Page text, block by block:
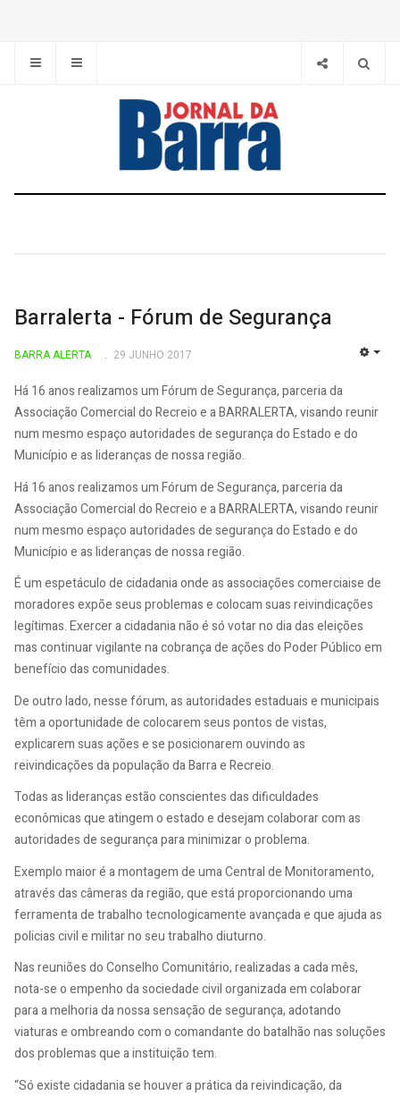
Barralerta - Fórum de Segurança
BARRA ALERTA 29 JUNHO 2017
Há 16 anos realizamos um Fórum de Segurança, parceria da
Associação Comercial do Recreio e a BARRALERTA, visando reunir
num mesmo espaço autoridades de segurança do Estado e do
Município e as lideranças de nossa região.
Há 16 anos realizamos um Fórum de Segurança, parceria da
Associação Comercial do Recreio e a BARRALERTA, visando reunir
num mesmo espaço autoridades de segurança do Estado e do
Município e as lideranças de nossa região.
É um espetáculo de cidadania onde as associações comerciaise de
moradores expõe seus problemas e colocam suas reivindicações
legítimas. Exercer a cidadania não é só votar no dia das eleições
mas continuar vigilante na cobrança de ações do Poder Público em
benefício das comunidades.
De outro lado, nesse fórum, as autoridades estaduais e municipais
têm a oportunidade de colocarem seus pontos de vistas,
explicarem suas ações e se posicionarem ouvindo as
reivindicações da população da Barra e Recreio.
Todas as lideranças estão conscientes das dificuldades
econômicas que atingem o estado e desejam colaborar com as
autoridades de segurança para minimizar o problema.
Exemplo maior é a montagem de uma Central de Monitoramento,
através das câmeras da região, que está proporcionando uma
ferramenta de trabalho tecnologicamente avançada e que ajuda as
policias civil e militar no seu trabalho diuturno.
Nas reuniões do Conselho Comunitário, realizadas a cada mês,
nota-se o empenho da sociedade civil organizada em colaborar
para a melhoria da nossa sensação de segurança, adotando
viaturas e ombreando com o comandante do batalhão nas soluções
dos problemas que a instituição tem.
“Só existe cidadania se houver a prática da reivindicação, da